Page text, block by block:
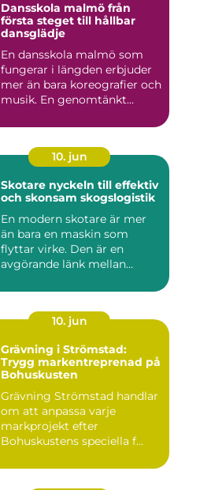
Dansskola malmö från
första steget till hållbar
dansglädje
En dansskola malmö som
fungerar i längden erbjuder
mer än bara koreografier och
musik. En genomtänkt...
10. jun
Skotare nyckeln till effektiv
och skonsam skogslogistik
En modern skotare är mer
än bara en maskin som
flyttar virke. Den är en
avgörande länk mellan
10. jun
Grävning i Strömstad:
Trygg markentreprenad på
Bohuskusten
Grävning Strömstad handlar
om att anpassa varje
markprojekt efter
Bohuskustens speciella f...